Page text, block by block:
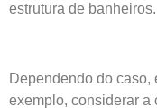
estrutura de banheiros.
Dependendo do caso,
exemplo, considerar a